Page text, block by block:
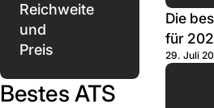
Reichweite
und
Preis
Bestes ATS
Die
für
29. Juli